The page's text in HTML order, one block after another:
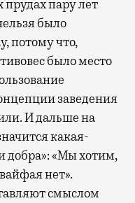
пару лет
было
потому что,
было место
заведения
И дальше на
какая-
добра»: «Мы хотим,
нет».
смыслом